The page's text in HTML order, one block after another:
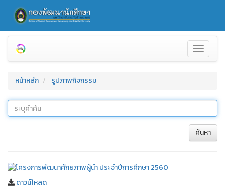
Toggle
หน้าหลัก
รูปภาพกิจกรรม
ค้นหา
ดาวน์โหลด